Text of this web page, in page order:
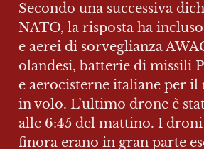
Secondo una successiva
NATO, la risposta ha
e aerei di sorveglianza
olandesi, batterie di missili
e aerocisterne italiane per
in volo. L’ultimo drone è
alle 6:45 del mattino. I
finora erano in gran parte